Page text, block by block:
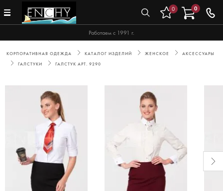
Работаем с 1991 г.
0 0
КОРПОРАТИВНАЯ ОДЕЖДА КАТАЛОГ ИЗДЕЛИЙ ЖЕНСКОЕ
АКСЕССУАРЫ
ГАЛСТУКИ
ГАЛСТУК АРТ. 9290